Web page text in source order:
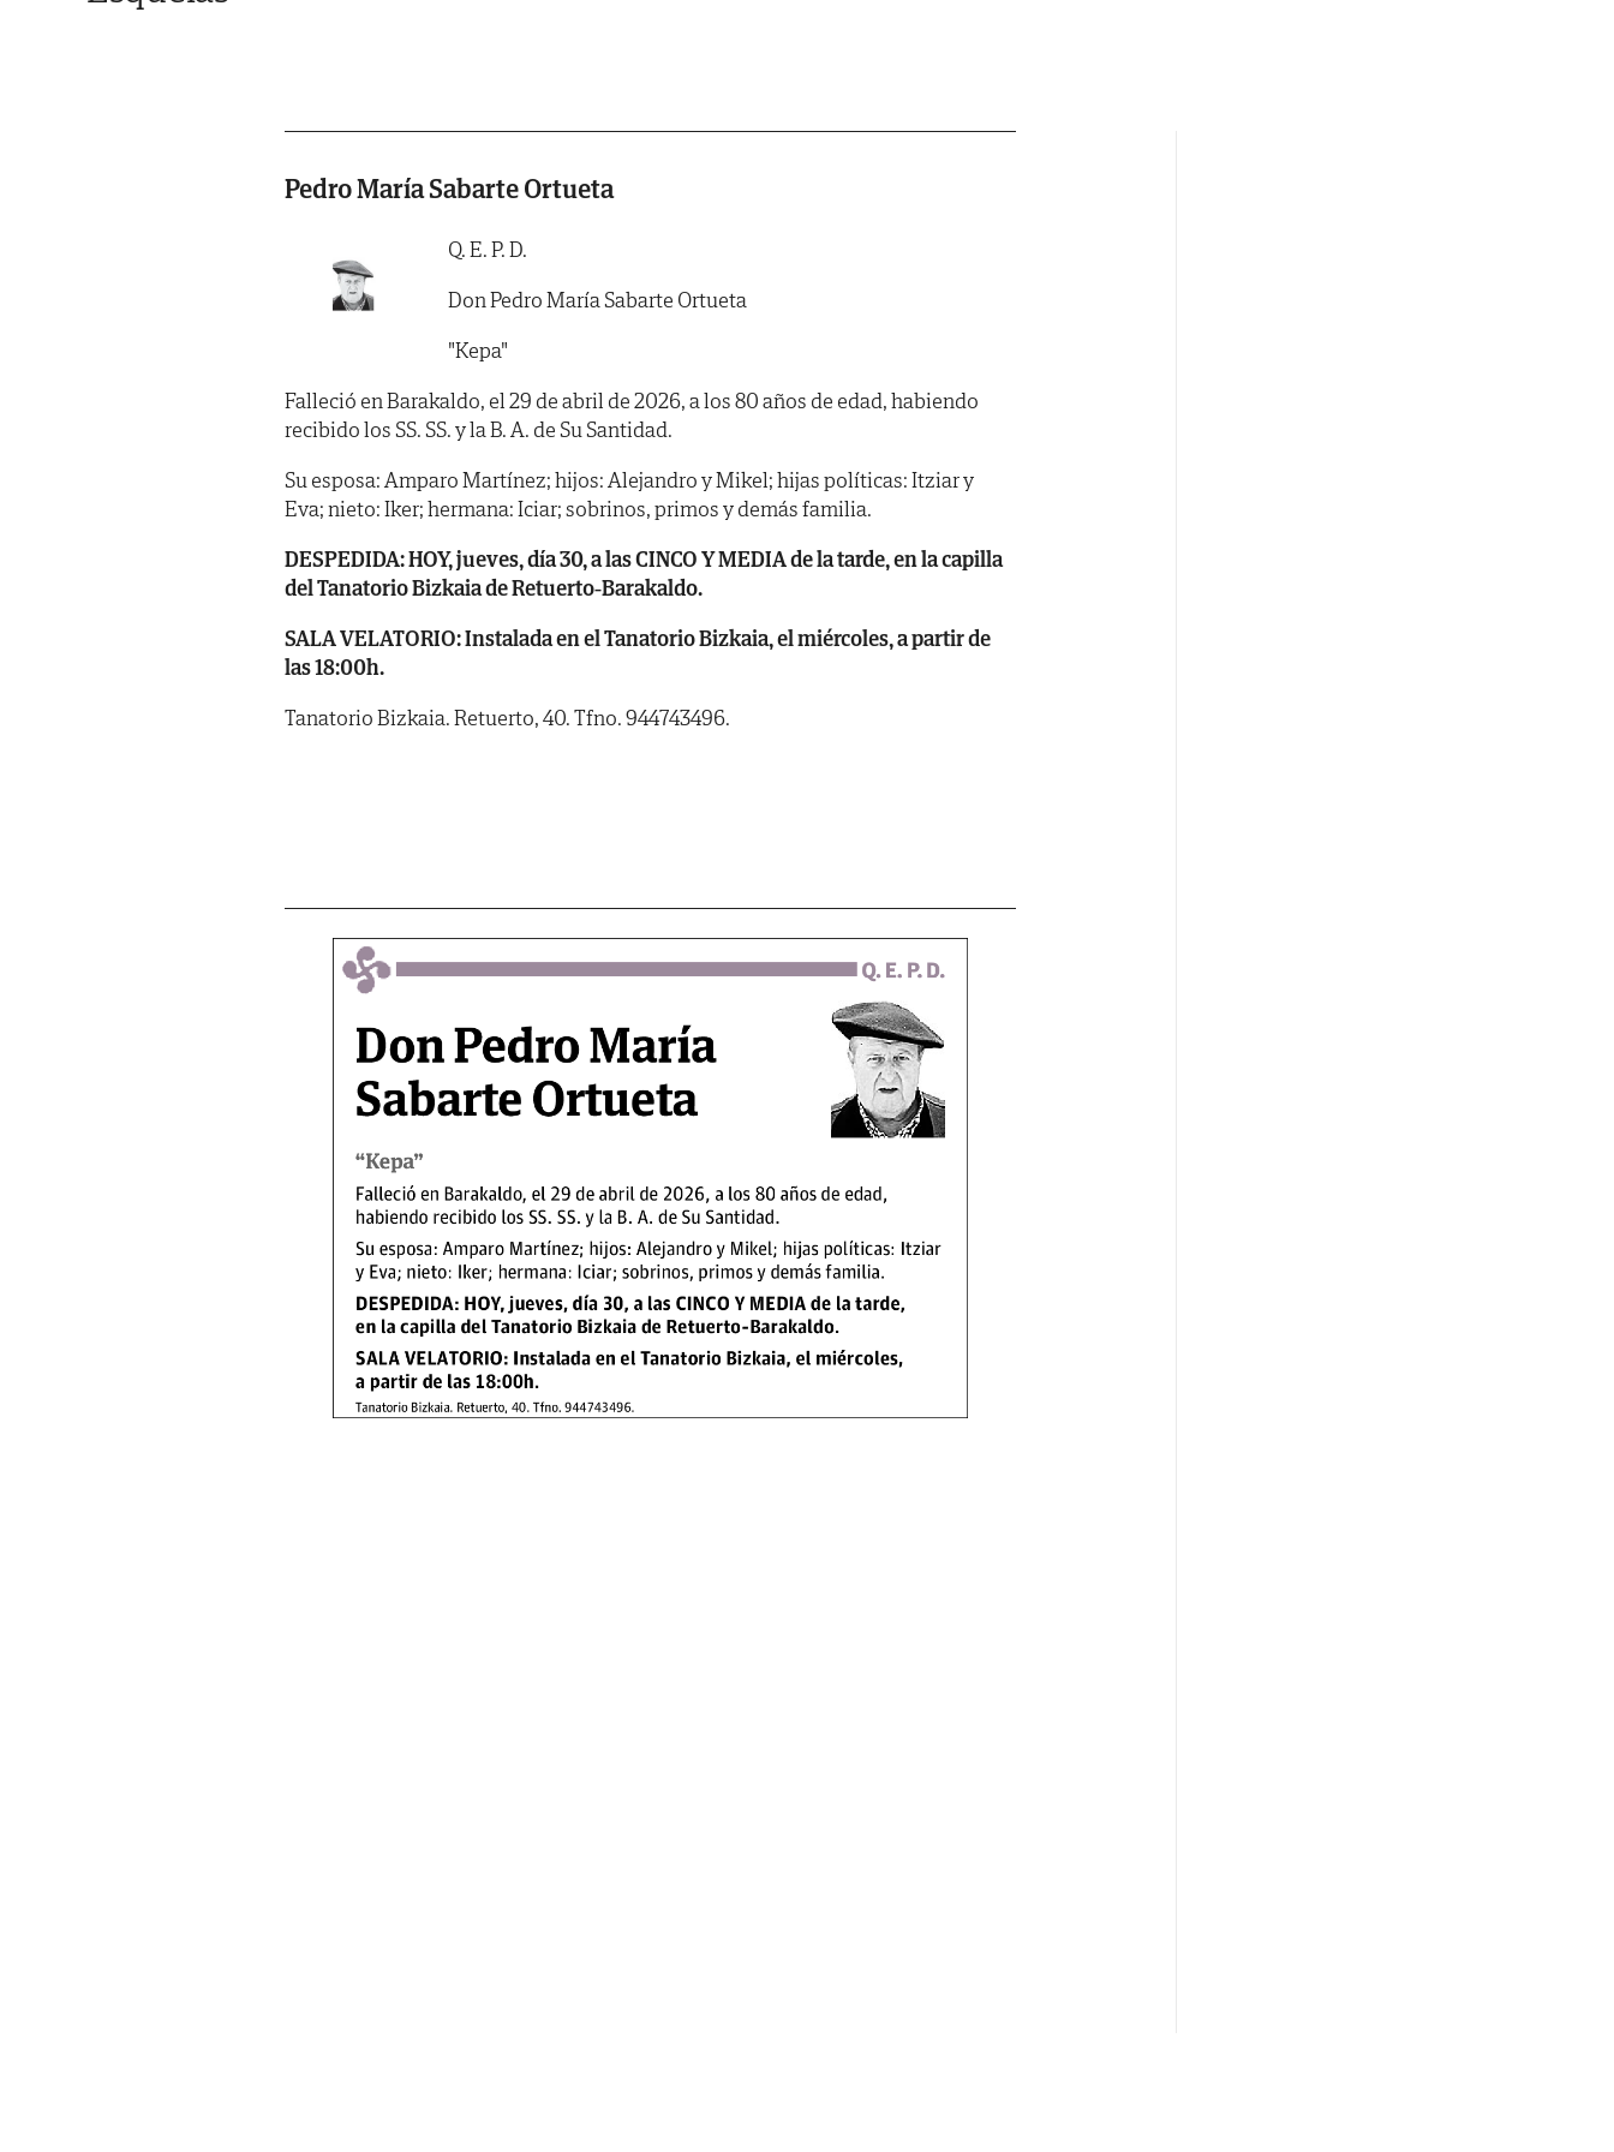
Pedro María Sabarte Ortueta
Q. E. P. D.
Don Pedro María Sabarte Ortueta
"Kepa"
Falleció en Barakaldo, el 29 de abril de 2026, a los 80 años de edad, habiendo
recibido los SS. SS. y la B. A. de Su Santidad.
Su esposa: Amparo Martínez; hijos: Alejandro y Mikel; hijas políticas: Itziar y
Eva; nieto: Iker; hermana: Iciar; sobrinos, primos y demás familia.
DESPEDIDA: HOY, jueves, día 30, a las CINCO Y MEDIA de la tarde, en la capilla
del Tanatorio Bizkaia de Retuerto-Barakaldo.
SALA VELATORIO: Instalada en el Tanatorio Bizkaia, el miércoles, a partir de
las 18:00h.
Tanatorio Bizkaia. Retuerto, 40. Tfno. 944743496.